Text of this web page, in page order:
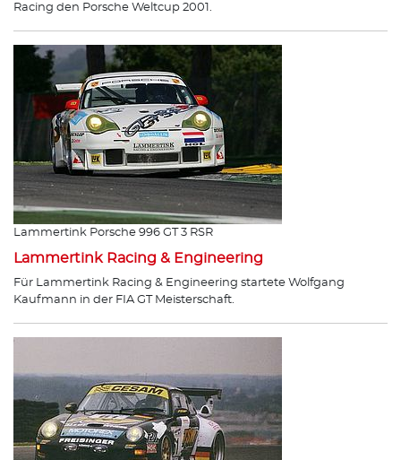
Racing den Porsche Weltcup 2001.
Lammertink Porsche 996 GT 3 RSR
Lammertink Racing & Engineering
Für Lammertink Racing & Engineering startete Wolfgang
Kaufmann in der FIA GT Meisterschaft.